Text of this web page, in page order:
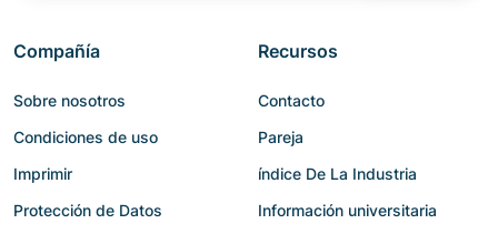
Compañía
Sobre nosotros
Condiciones de uso
Imprimir
Protección de Datos
Recursos
Contacto
Pareja
índice De La Industria
Información universitaria